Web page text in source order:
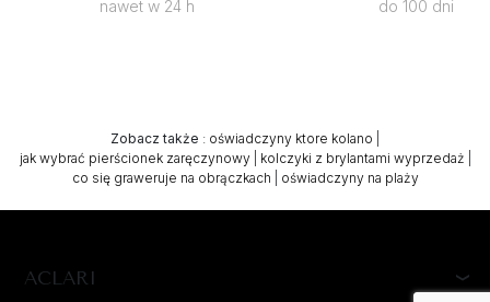
nawet w 24 h
do 100 dni
Zobacz także : oświadczyny ktore kolano
jak wybrać pierścionek zaręczynowy| kolczyki z brylantami wyprzedaż
co się graweruje na obrączkach
oświadczyny na plaży
ACLARI